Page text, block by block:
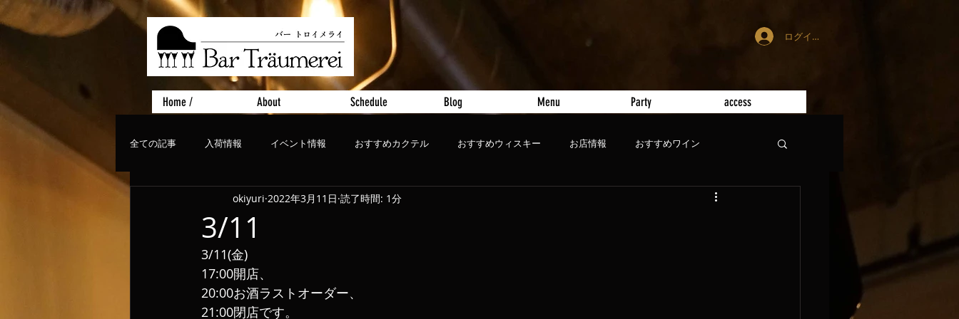
ログイン
Home / About Schedule Blog Menu Party access
全ての記事 入荷情報 イベント情報 おすすめカクテル おすすめウィスキー お店情報 おすすめワイン
ライブ、コンサート おすすめビール
3/11
okiyuri 2022年3月11日 読了時間: 1分
3/11(金)
17:00開店、
20:00お酒ラストオーダー、
21:00閉店です。